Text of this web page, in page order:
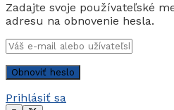
Zadajte svoje používateľské
adresu na obnovenie hesla.
Prihlásiť sa